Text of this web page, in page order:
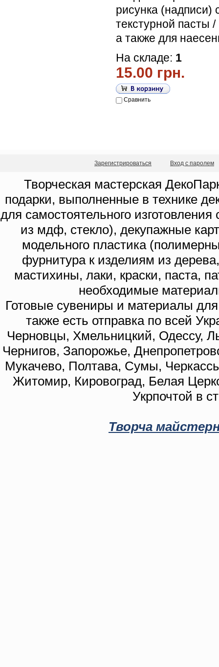
рисунка
текстурной пасты
а также для
На складе: 1
15.00 грн.
Сравнить
Зарегистрироваться Вход с паролем
Творческая мастерская
подарки, выполненные в технике
для самостоятельного
из мдф, стекло), декупажные
модельного пластика
фурнитура к изделиям из
мастихины, лаки, краски, паста,
необходимые
Готовые сувениры и материалы
также есть отправка по всей
Черновцы, Хмельницкий, Одессу,
Чернигов, Запорожье,
Мукачево, Полтава, Сумы,
Житомир, Кировоград, Белая
Укрпочтой в
Творча